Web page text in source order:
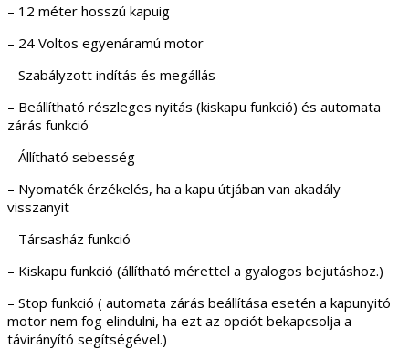
– 12 méter hosszú kapuig
– 24 Voltos egyenáramú motor
– Szabályzott indítás és megállás
– Beállítható részleges nyitás (kiskapu funkció) és automata
zárás funkció
– Állítható sebesség
– Nyomaték érzékelés, ha a kapu útjában van akadály
visszanyit
– Társasház funkció
– Kiskapu funkció (állítható mérettel a gyalogos bejutáshoz.)
– Stop funkció ( automata zárás beállítása esetén a kapunyitó
motor nem fog elindulni, ha ezt az opciót bekapcsolja a
távirányító segítségével.)